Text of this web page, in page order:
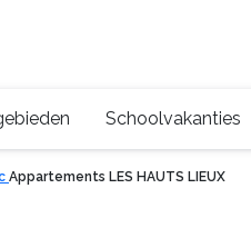
Schoolvakanties
Appartements LES HAUTS LIEUX